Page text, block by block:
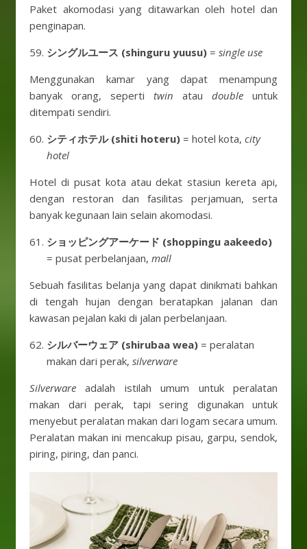
Paket akomodasi yang ditawarkan oleh hotel dan
penginapan.
シングルユース (shinguru yuusu) = single use
Menggunakan kamar yang dapat menampung
banyak orang, seperti twin atau double untuk
ditempati sendiri.
シティホテル (shiti hoteru) = hotel kota, city
hotel
Hotel di pusat kota atau dekat stasiun kereta api,
dengan restoran dan fasilitas perjamuan, serta
banyak kegunaan lain selain akomodasi.
ショッピングアーケード (shoppingu aakeedo)
= pusat perbelanjaan, mall
Sebuah fasilitas belanja yang dapat dinikmati bahkan
di tengah hujan dengan beratapkan jalanan dan
kawasan pejalan kaki di jalan perbelanjaan.
シルバーウェア (shirubaa wea) = peralatan
makan dari perak, silverware
Silverware adalah istilah umum untuk peralatan
makan dari perak, tapi sering digunakan untuk
menyebut peralatan makan dari logam secara umum.
Peralatan makan ini mencakup pisau, garpu, sendok,
piring, piring, dan panci.